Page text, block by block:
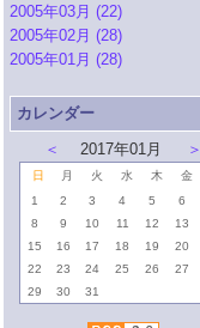
2005年03月 (22)
2005年02月 (28)
2005年01月 (28)
カレンダー
＜
2017年01月 ＞
日 月 火 水 木 金
1
2 3 4 5 6
8
9 10 11 12 13
15
16 17 18 19 20
22
23 24 25 26 27
29
30 31